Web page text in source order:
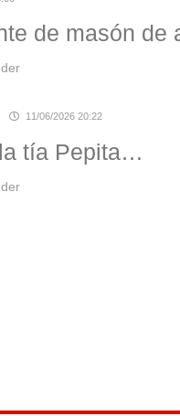
de masón de
11/06/2026 20:22
tía Pepita…